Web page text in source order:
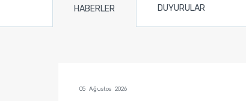
HABERLER DUYURULAR
05 Ağustos 2026